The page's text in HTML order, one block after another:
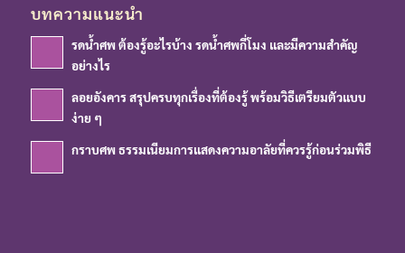
บทความแนะนำ
รดน้ำศพ ต้องรู้อะไรบ้าง รดน้ำศพกี่โมง และมีความสำคัญ
อย่างไร
ลอยอังคาร สรุปครบทุกเรื่องที่ต้องรู้ พร้อมวิธีเตรียมตัวแบบ
ง่าย ๆ
กราบศพ ธรรมเนียมการแสดงความอาลัยที่ควรรู้ก่อนร่วมพิธี